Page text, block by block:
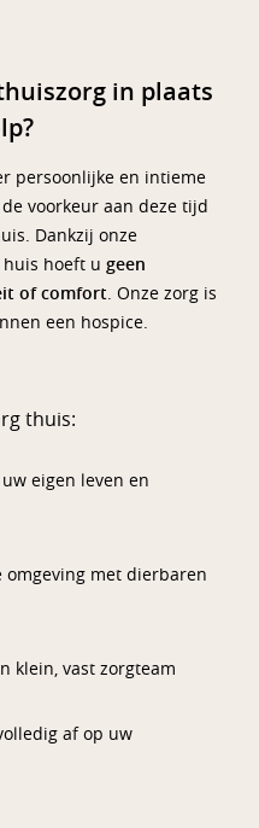
in plaats
persoonlijke en intieme
voorkeur aan deze tijd
Dankzij onze
huis hoeft ugeen
of comfort. Onze zorg is
een hospice.
thuis:
eigen leven en
met dierbaren
klein, vast zorgteam
af op uw